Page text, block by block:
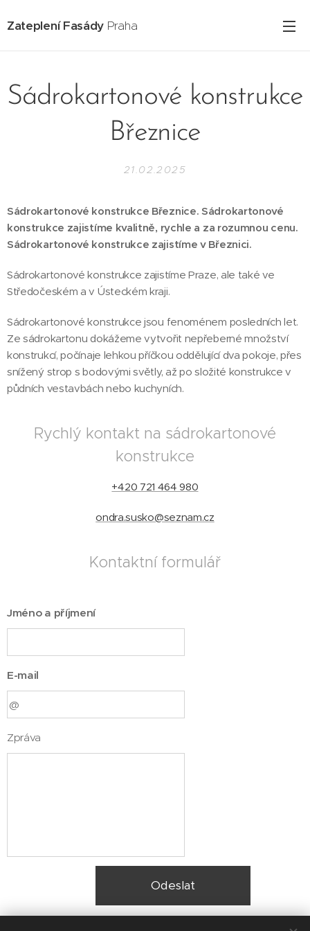
Zateplení Fasády Praha
Sádrokartonové konstrukce
Březnice
21.02.2025
Sádrokartonové konstrukce Březnice. Sádrokartonové
konstrukce zajistíme kvalitně, rychle a za rozumnou cenu.
Sádrokartonové konstrukce zajistíme v Březnici.
Sádrokartonové konstrukce zajistíme Praze, ale také ve
Středočeském a v Ústeckém kraji.
Sádrokartonové konstrukce jsou fenoménem posledních let.
Ze sádrokartonu dokážeme vytvořit nepřeberné množství
konstrukcí, počínaje lehkou příčkou oddělující dva pokoje, přes
snížený strop s bodovými světly, až po složité konstrukce v
půdních vestavbách nebo kuchyních.
Rychlý kontakt na sádrokartonové
konstrukce
+420 721 464 980
ondra.susko@seznam.cz
Kontaktní formulář
Jméno a příjmení
E-mail
Zpráva
Odeslat